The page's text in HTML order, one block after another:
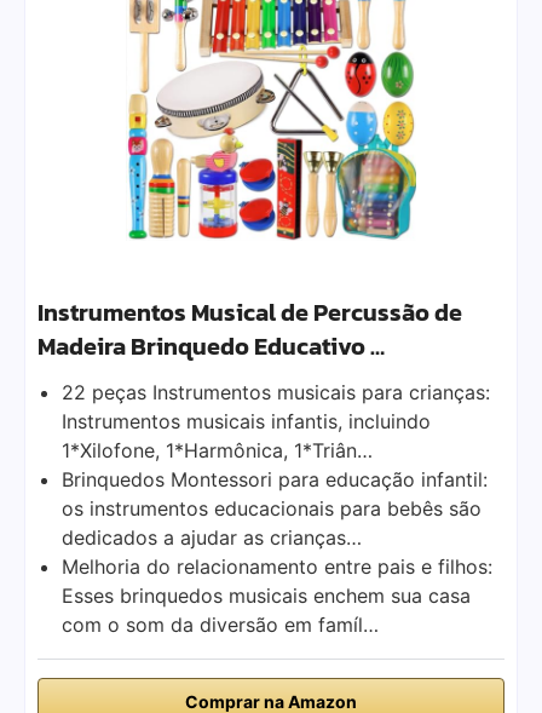
Instrumentos Musical de Percussão de
Madeira Brinquedo Educativo …
22 peças Instrumentos musicais para crianças:
Instrumentos musicais infantis, incluindo
1*Xilofone, 1*Harmônica, 1*Triân…
Brinquedos Montessori para educação infantil:
os instrumentos educacionais para bebês são
dedicados a ajudar as crianças…
Melhoria do relacionamento entre pais e filhos:
Esses brinquedos musicais enchem sua casa
com o som da diversão em famíl…
Comprar na Amazon